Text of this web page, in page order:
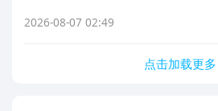
2026-08-07 02:49
点击加载更多